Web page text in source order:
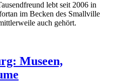
lebt seit 2006 in
im Becken des Smallville
auch gehört.
Museen,